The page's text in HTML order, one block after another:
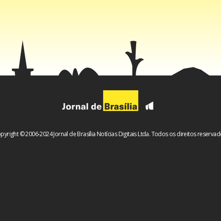
© 2006-2024 Jornal de Brasília Notícias Digitais Ltda. Todos os direitos